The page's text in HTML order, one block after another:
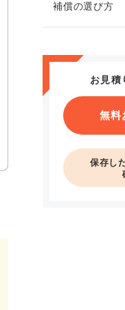
補償の選び方
お見積
無料
保存し